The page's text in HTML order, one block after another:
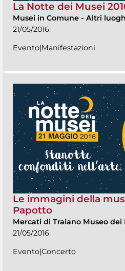
La Notte dei Musei
Musei in Comune - Altri
21/05/2016
Evento|Manifestazioni
Le immagini della
Papotto
Mercati di Traiano Museo
21/05/2016
Evento|Concerto